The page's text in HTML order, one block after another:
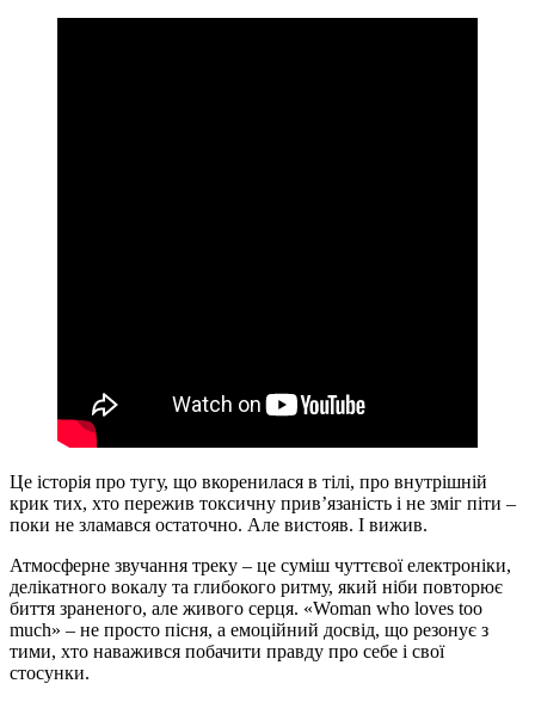
Це історія про тугу, що вкоренилася в тілі, про внутрішній
крик тих, хто пережив токсичну прив’язаність і не зміг піти –
поки не зламався остаточно. Але вистояв. І вижив.
Атмосферне звучання треку – це суміш чуттєвої електроніки,
делікатного вокалу та глибокого ритму, який ніби повторює
биття зраненого, але живого серця. «Woman who loves too
much» – не просто пісня, а емоційний досвід, що резонує з
тими, хто наважився побачити правду про себе і свої
стосунки.